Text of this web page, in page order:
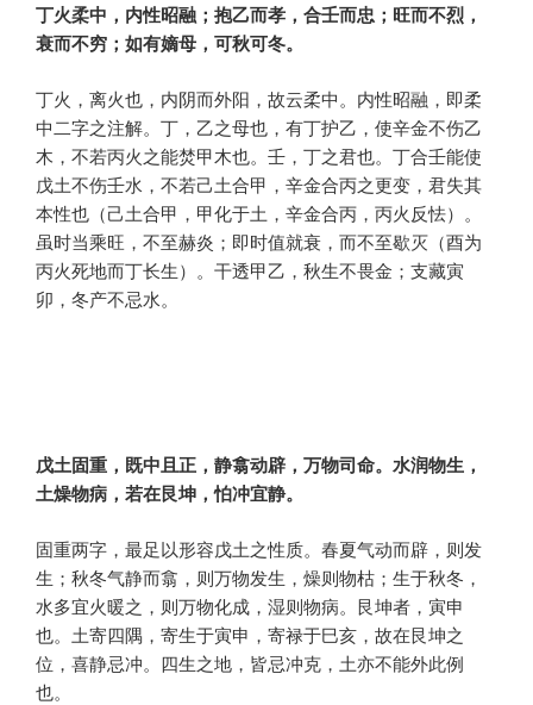
丁火柔中，内性昭融；抱乙而孝，合壬而忠；旺而不烈，
衰而不穷；如有嫡母，可秋可冬。
丁火，离火也，内阴而外阳，故云柔中。内性昭融，即柔
中二字之注解。丁，乙之母也，有丁护乙，使辛金不伤乙
木，不若丙火之能焚甲木也。壬，丁之君也。丁合壬能使
戊土不伤壬水，不若己土合甲，辛金合丙之更变，君失其
本性也（己土合甲，甲化于土，辛金合丙，丙火反怯）。
虽时当乘旺，不至赫炎；即时值就衰，而不至歇灭（酉为
丙火死地而丁长生）。干透甲乙，秋生不畏金；支藏寅
卯，冬产不忌水。
戊土固重，既中且正，静翕动辟，万物司命。水润物生，
土燥物病，若在艮坤，怕冲宜静。
固重两字，最足以形容戊土之性质。春夏气动而辟，则发
生；秋冬气静而翕，则万物发生，燥则物枯；生于秋冬，
水多宜火暖之，则万物化成，湿则物病。艮坤者，寅申
也。土寄四隅，寄生于寅申，寄禄于巳亥，故在艮坤之
位，喜静忌冲。四生之地，皆忌冲克，土亦不能外此例
也。